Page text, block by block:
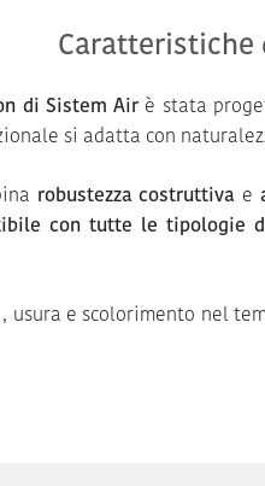
Caratteristiche
di Sistem Air è stata
si adatta con
robustezza costruttiva e
con tutte le tipologie
usura e scolorimento nel